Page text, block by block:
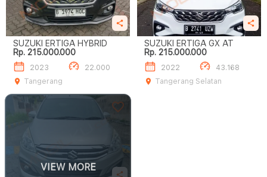
SUZUKI ERTIGA HYBRID
Rp. 215.000.000
2023
22.000
Tangerang
SUZUKI ERTIGA GX AT
Rp. 215.000.000
2022
43.168
Tangerang Selatan
VIEW MORE